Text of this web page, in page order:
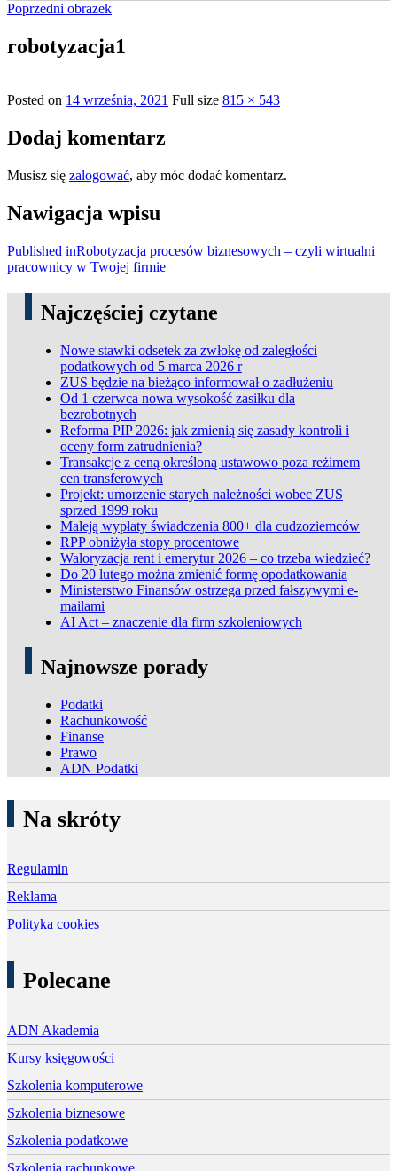
Poprzedni obrazek
robotyzacja1
Posted on 14 września, 2021 Full size 815 × 543
Dodaj komentarz
Musisz się zalogować, aby móc dodać komentarz.
Nawigacja wpisu
Published inRobotyzacja procesów biznesowych – czyli wirtualni
pracownicy w Twojej firmie
Najczęściej czytane
Nowe stawki odsetek za zwłokę od zaległości
podatkowych od 5 marca 2026 r
ZUS będzie na bieżąco informował o zadłużeniu
Od 1 czerwca nowa wysokość zasiłku dla
bezrobotnych
Reforma PIP 2026: jak zmienią się zasady kontroli i
oceny form zatrudnienia?
Transakcje z ceną określoną ustawowo poza reżimem
cen transferowych
Projekt: umorzenie starych należności wobec ZUS
sprzed 1999 roku
Maleją wypłaty świadczenia 800+ dla cudzoziemców
RPP obniżyła stopy procentowe
Waloryzacja rent i emerytur 2026 – co trzeba wiedzieć?
Do 20 lutego można zmienić formę opodatkowania
Ministerstwo Finansów ostrzega przed fałszywymi e-
mailami
AI Act – znaczenie dla firm szkoleniowych
Najnowsze porady
Podatki
Rachunkowość
Finanse
Prawo
ADN Podatki
Na skróty
Regulamin
Reklama
Polityka cookies
Polecane
ADN Akademia
Kursy księgowości
Szkolenia komputerowe
Szkolenia biznesowe
Szkolenia podatkowe